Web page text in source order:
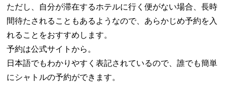
ただし、自分が滞在するホテルに行く便がない場合、長時
間待たされることもあるようなので、あらかじめ予約を入
れることをおすすめします。
予約は公式サイトから。
日本語でもわかりやすく表記されているので、誰でも簡単
にシャトルの予約ができます。